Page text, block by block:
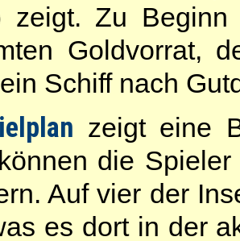
zeigt. Zu
Goldvorrat,
Schiff nach
zeigt eine
die
Auf vier der
es dort in der